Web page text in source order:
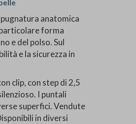
anatomica
forma
e del polso. Sul
e la sicurezza in
clip, con step di 2,5
I puntali
superfici. Vendute
in diversi